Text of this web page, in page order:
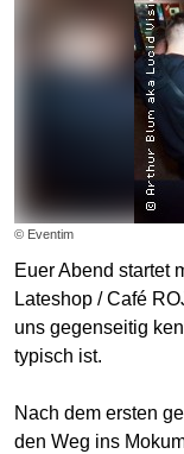
© Eventim
Euer Abend startet
Lateshop / Café
uns gegenseitig
typisch ist.
Nach dem ersten
den Weg ins